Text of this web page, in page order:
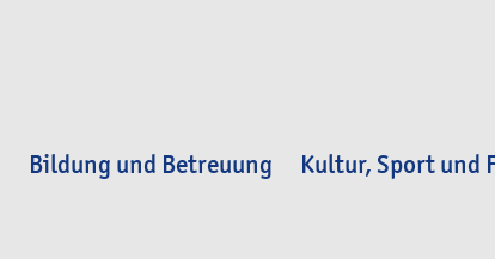
Bildung und Betreuung
Kultur, Sport und